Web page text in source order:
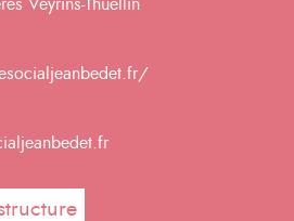
Veyrins-Thuellin